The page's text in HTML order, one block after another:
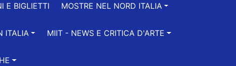
E BIGLIETTI MOSTRE NEL NORD ITALIA
ITALIA MIIT - NEWS E CRITICA D'ARTE